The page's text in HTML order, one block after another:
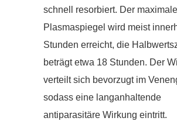
schnell resorbiert. Der maximale
Plasmaspiegel wird meist
Stunden erreicht, die
beträgt etwa 18 Stunden. Der
verteilt sich bevorzugt im
sodass eine langanhaltende
antiparasitäre Wirkung eintritt.